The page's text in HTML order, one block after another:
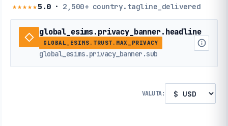
★★★★★5.0· 2,500+ country.tagline_delivered
global_esims.privacy_banner.headline
GLOBAL_ESIMS.TRUST.MAX_PRIVACY
global_esims.privacy_banner.sub
VALUTA: